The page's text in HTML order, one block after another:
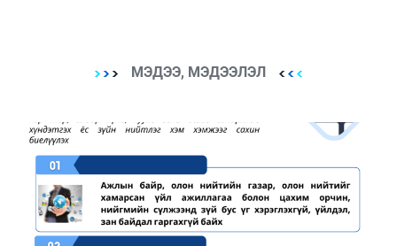
МЭДЭЭ, МЭДЭЭЛЭЛ